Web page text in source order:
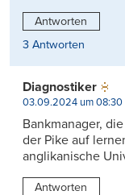
Antworten
3 Antworten
Diagnostiker
03.09.2024 um 08:30
Bankmanager,
der Pike auf
anglikanische
Antworten